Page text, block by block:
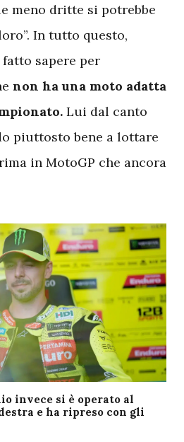
meno dritte si potrebbe
In tutto questo,
sapere per
non ha una moto adatta
Lui dal canto
piuttosto bene a lottare
in MotoGP che ancora
invece si è operato al
e ha ripreso con gli